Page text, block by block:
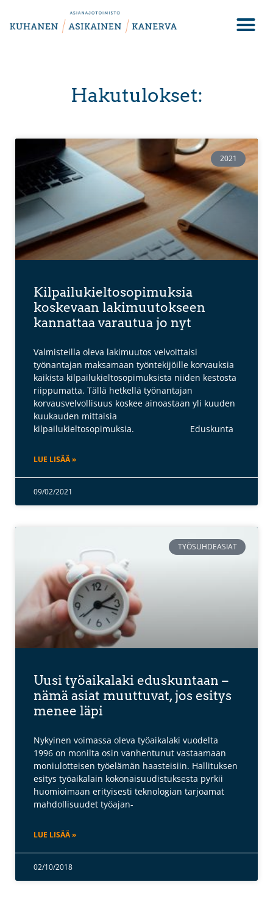
Hakutulokset:
2021
Kilpailukieltosopimuksia
koskevaan lakimuutokseen
kannattaa varautua jo nyt
Valmisteilla oleva lakimuutos velvoittaisi
työnantajan maksamaan työntekijöille korvauksia
kaikista kilpailukieltosopimuksista niiden kestosta
riippumatta. Tällä hetkellä työnantajan
korvausvelvollisuus koskee ainoastaan yli kuuden
kuukauden mittaisia
kilpailukieltosopimuksia. Eduskunta
LUE LISÄÄ »
09/02/2021
TYÖSUHDEASIAT
Uusi työaikalaki eduskuntaan –
nämä asiat muuttuvat, jos esitys
menee läpi
Nykyinen voimassa oleva työaikalaki vuodelta
1996 on monilta osin vanhentunut vastaamaan
moniulotteisen työelämän haasteisiin. Hallituksen
esitys työaikalain kokonaisuudistuksesta pyrkii
huomioimaan erityisesti teknologian tarjoamat
mahdollisuudet työajan-
LUE LISÄÄ »
02/10/2018